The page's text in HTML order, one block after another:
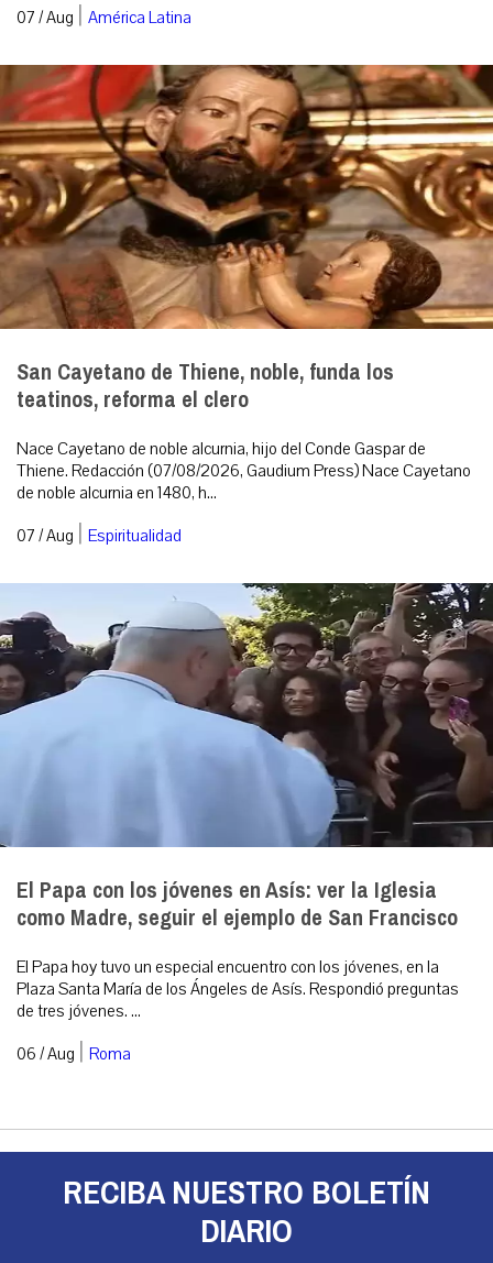
07 / Aug | América Latina
San Cayetano de Thiene, noble, funda los
teatinos, reforma el clero
Nace Cayetano de noble alcurnia, hijo del Conde Gaspar de
Thiene. Redacción (07/08/2026, Gaudium Press) Nace Cayetano
de noble alcurnia en 1480, h...
07 / Aug | Espiritualidad
El Papa con los jóvenes en Asís: ver la Iglesia
como Madre, seguir el ejemplo de San Francisco
El Papa hoy tuvo un especial encuentro con los jóvenes, en la
Plaza Santa María de los Ángeles de Asís. Respondió preguntas
de tres jóvenes. ...
06 / Aug | Roma
RECIBA NUESTRO BOLETÍN
DIARIO